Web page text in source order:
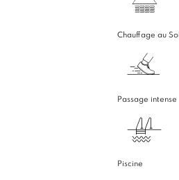
Chauffage au Sol
Passage intense
Piscine